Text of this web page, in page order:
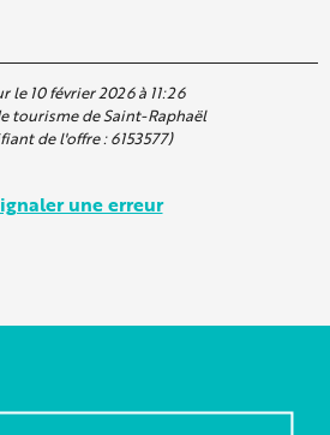
le 10 février 2026 à 11:26
tourisme de Saint-Raphaël
de l'offre :6153577)
une erreur